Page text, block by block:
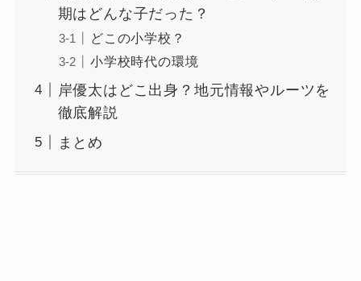
期はどんな子だった？
どこの小学校？
小学校時代の環境
岸優太はどこ出身？地元情報やルーツを
徹底解説
まとめ